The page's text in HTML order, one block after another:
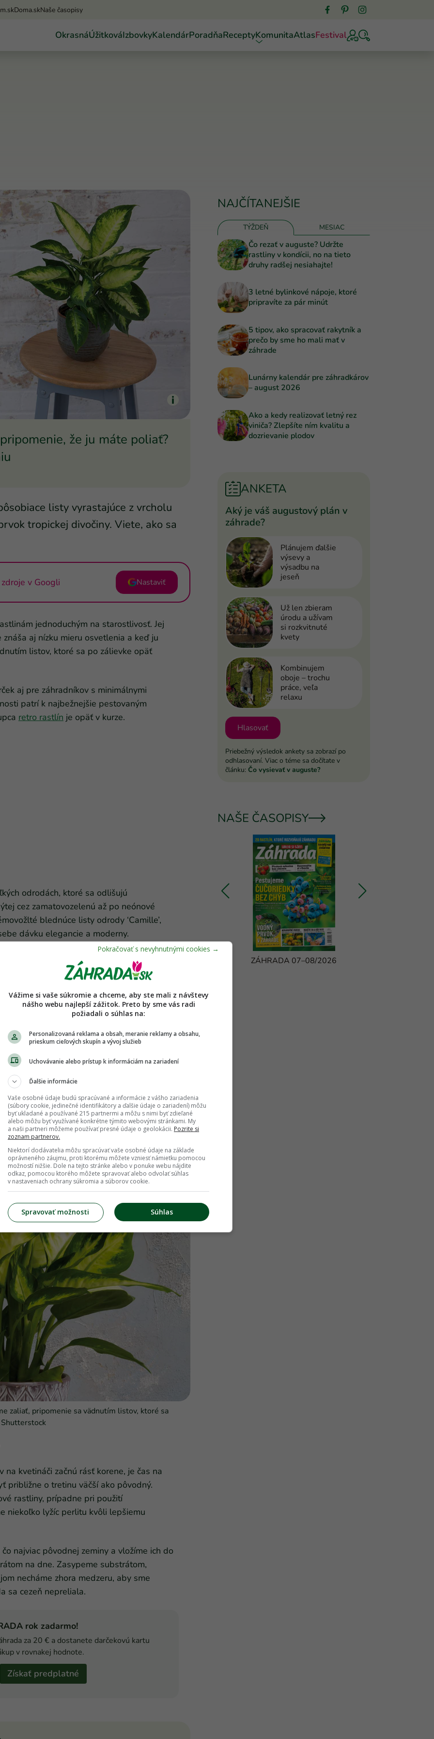
Doma.skNaše časopisy
OkrasnáÚžitkováIzbovkyKalendárPoradňaReceptyKomunitaAtlasFestival
že ju máte poliať?
listy vyrastajúce z vrcholu
tropickej divočiny. Viete, ako sa
v Googli Nastaviť
jednoduchým na starostlivosť. Jej
aj nízku mieru osvetlenia a keď ju
listov, ktoré sa po zálievke opäť
aj pre záhradníkov s minimálnymi
patrí k najbežnejšie pestovaným
retro rastlín je opäť v kurze.
odrodách, ktoré sa odlišujú
cez zamatovozelenú až po neónové
blednúce listy odrody ‘Camille’,
dávku elegancie a moderny.
zvonka ho trochu postláčame.
nenáročná, že jej stačí trocha svetla
sama. Keď výrazne preschne, má
robí jednu z najodolnejších izbových
rozprestreté na všetky strany,
niekoľko týždňov. Takto ju udržíme
zaliať, pripomenie sa vädnutím listov, ktoré sa
kvetináči začnú rásť korene, je čas na
približne o tretinu väčší ako pôvodný.
rastliny, prípadne pri použití
niekoľko lyžíc perlitu kvôli lepšiemu
najviac pôvodnej zeminy a vložíme ich do
na dne. Zasypeme substrátom,
necháme zhora medzeru, aby sme
sa cezeň nepreliala.
rok zadarmo!
za 20 € a dostanete darčekovú kartu
v rovnakej hodnote.
Získať predplatné
NAJČÍTANEJŠIE
TÝŽDEŇ MESIAC
Čo rezať v auguste? Udržte
rastliny v kondícii, no na tieto
druhy radšej nesiahajte!
3 letné bylinkové nápoje, ktoré
pripravíte za pár minút
5 tipov, ako spracovať rakytník a
prečo by sme ho mali mať v
záhrade
Lunárny kalendár pre záhradkárov
– august 2026
Ako a kedy realizovať letný rez
viniča? Zlepšíte ním kvalitu a
dozrievanie plodov
ANKETA
Aký je váš augustový plán v
záhrade?
Plánujem ďalšie
výsevy a
výsadbu na
jeseň
Už len zbieram
úrodu a užívam
si rozkvitnuté
kvety
Kombinujem
oboje – trochu
práce, veľa
relaxu
Hlasovať
Priebežný výsledok ankety sa zobrazí po
odhlasovaní. Viac o téme sa dočítate v
článku: Čo vysievať v auguste?
NAŠE ČASOPISY
ZÁHRADA 07–08/2026
Vážime si vaše súkromie a chceme, aby ste mali z návštevy
nášho webu najlepší zážitok. Preto by sme vás radi
požiadali o súhlas na:
Personalizovaná reklama a obsah, meranie reklamy a obsahu,
prieskum cieľových skupín a vývoj služieb
Uchovávanie alebo prístup k informáciám na zariadení
Ďalšie informácie
Vaše osobné údaje budú spracúvané a informácie z vášho zariadenia
(súbory cookie, jedinečné identifikátory a ďalšie údaje o zariadení) môžu
byť ukladané a používané 215 partnermi a môžu s nimi byť zdieľané
alebo môžu byť využívané konkrétne týmito webovými stránkami. My
a naši partneri môžeme používať presné údaje o geolokácii. Pozrite si
zoznam partnerov.
Niektorí dodávatelia môžu spracúvať vaše osobné údaje na základe
oprávneného záujmu, proti ktorému môžete vzniesť námietku pomocou
možností nižšie. Dole na tejto stránke alebo v ponuke webu nájdite
odkaz, pomocou ktorého môžete spravovať alebo odvolať súhlas
v nastaveniach ochrany súkromia a súborov cookie.
Súhlas
Spravovať možnosti